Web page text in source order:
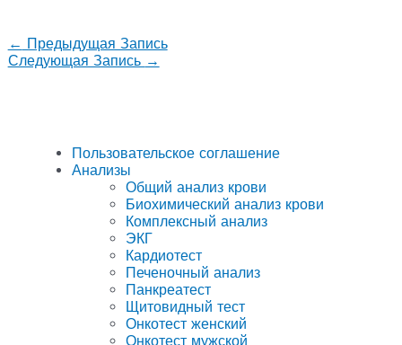
← Предыдущая Запись
Следующая Запись →
Пользовательское соглашение
Анализы
Общий анализ крови
Биохимический анализ крови
Комплексный анализ
ЭКГ
Кардиотест
Печеночный анализ
Панкреатест
Щитовидный тест
Онкотест женский
Онкотест мужской